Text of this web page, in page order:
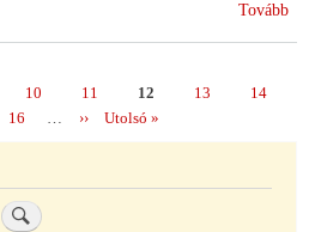
Tovább
Page
10 Page
11 Page
12 Page
13 Page
14
Page
16 …
Következő
oldal
››
Utolsó
oldal
Utolsó »